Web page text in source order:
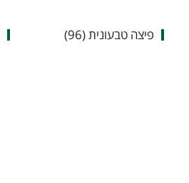
פיצה טבעונית (96)